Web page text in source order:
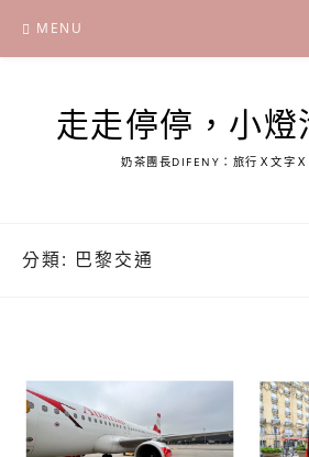
content
MENU
走走停停，小燈
奶茶團長DIFENY：旅行Ｘ文字
分類: 巴黎交通